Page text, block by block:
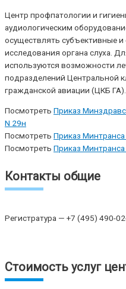
Центр профпатологии и
аудиологическим
осуществлять субъективные
исследования органа слуха.
используются возможности
подразделений Центральной
гражданской авиации (ЦКБ ГА).
Посмотреть Приказ
N 29н
Посмотреть Приказ Минтранса
Посмотреть Приказ Минтранса
Контакты общие
Регистратура — +7 (495) 490-
Стоимость услуг